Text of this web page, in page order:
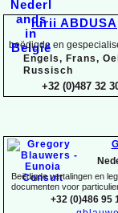
Iurii ABDUSA
beëdigde en
Engels, Frans,
Russisch
+32 (0)487 32
Beëdigde vertalingen en
documenten voor
+32 (0)486 95